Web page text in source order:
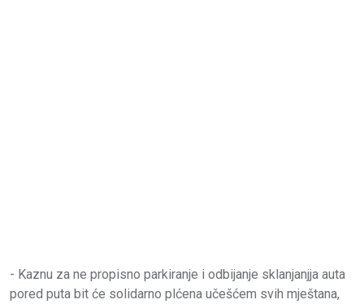
- Kaznu za ne propisno parkiranje i odbijanje sklanjanjja auta
pored puta bit će solidarno plćena učešćem svih mještana,